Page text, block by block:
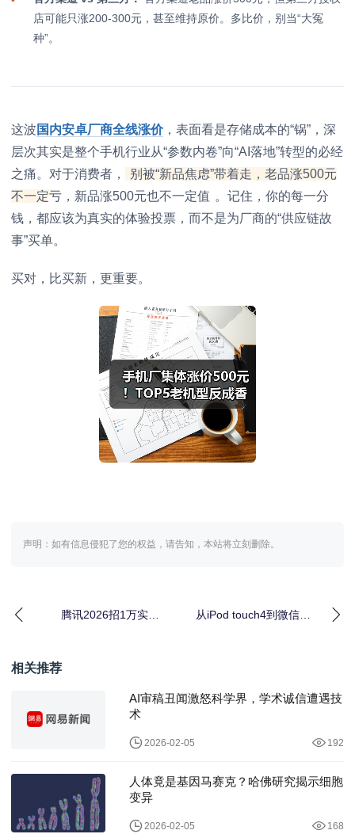
店可能只涨200-300元，甚至维持原价。多比价，别当“大冤
种”。
这波 国内安卓厂商全线涨价，表面看是存储成本的“锅”，深
层次其实是整个手机行业从“参数内卷”向“AI落地”转型的必经
之痛。对于消费者，
别被“新品焦虑”带着走，老品涨500元
不一定亏，新品涨500元也不一定值 。记住，你的每一分
钱，都应该为真实的体验投票，而不是为厂商的“供应链故
事”买单。
买对，比买新，更重要。
声明：如有信息侵犯了您的权益，请告知，本站将立刻删除。
腾讯2026招1万实习
从iPod touch4到微信测
相关推荐
AI审稿丑闻激怒科学界，学术诚信遭遇技
术
2026-02-05 192
人体竟是基因马赛克？哈佛研究揭示细胞
变异
2026-02-05 168